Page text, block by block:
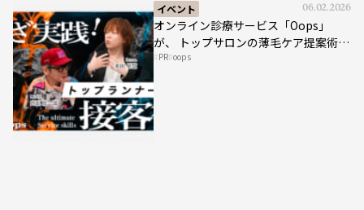
イベント 06.02.2026
オンライン診療サービス「Oops」
が、 トップサロンの薄毛ケア提案術を
HAIRCAMPで公開！
PR oops